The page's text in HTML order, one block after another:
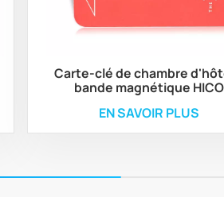
Carte-clé de chambre
bande magnétique HICO
EN SAVOIR PLUS